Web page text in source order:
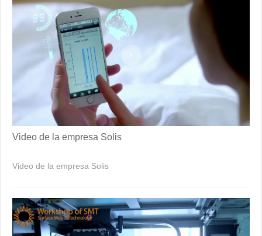
Video de la empresa Solis
Video de la empresa Solis